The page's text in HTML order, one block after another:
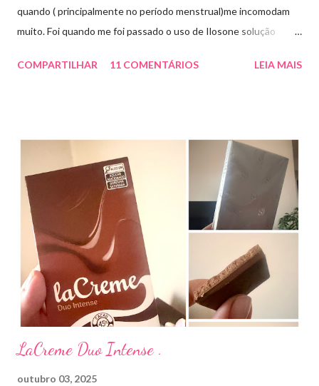
quando ( principalmente no período menstrual)me incomodam
muito. Foi quando me foi passado o uso de Ilosone solução
uma consulta com o dermatologista) O Ilosone é um antibiótico
aplico sobre a acne ( geralmente uso a noite). Informação do
produto: ILOSONE TÓPICO SOLUÇÃO (eritromicina) é um
antibiótico de amplo espectro produzido por uma cepa de
Streptomyces erythraeus. É básico e forma rapidamente sais
com os ácidos. Forma farmacêutica e Apresentação ILOSONE
TÓPICO SOLUÇÃO é apresentado sob a forma líquida em
frascos de 120 ml. USO PEDIÁTRICO E ADULTO. Composição
Cada ml contém: Eritromicina base 20 mg Excipientes q.s....
COMPARTILHAR 11 COMENTÁRIOS LEIA MAIS
LaCreme Duo Intense .
outubro 03, 2025